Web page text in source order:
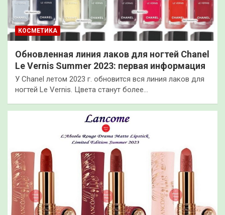
КОСМЕТИКА
Обновленная линия лаков для ногтей Chanel
Le Vernis Summer 2023: первая информация
У Chanel летом 2023 г. обновится вся линия лаков для
ногтей Le Vernis. Цвета станут более…